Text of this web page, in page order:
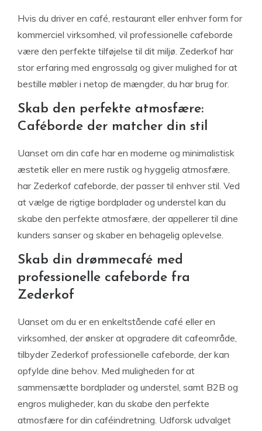
Hvis du driver en café, restaurant eller enhver form for
kommerciel virksomhed, vil professionelle cafeborde
være den perfekte tilføjelse til dit miljø. Zederkof har
stor erfaring med engrossalg og giver mulighed for at
bestille møbler i netop de mængder, du har brug for.
Skab den perfekte atmosfære:
Caféborde der matcher din stil
Uanset om din cafe har en moderne og minimalistisk
æstetik eller en mere rustik og hyggelig atmosfære,
har Zederkof cafeborde, der passer til enhver stil. Ved
at vælge de rigtige bordplader og understel kan du
skabe den perfekte atmosfære, der appellerer til dine
kunders sanser og skaber en behagelig oplevelse.
Skab din drømmecafé med
professionelle cafeborde fra
Zederkof
Uanset om du er en enkeltstående café eller en
virksomhed, der ønsker at opgradere dit cafeområde,
tilbyder Zederkof professionelle cafeborde, der kan
opfylde dine behov. Med muligheden for at
sammensætte bordplader og understel, samt B2B og
engros muligheder, kan du skabe den perfekte
atmosfære for din caféindretning. Udforsk udvalget